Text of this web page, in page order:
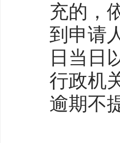
充的，
到申请
日当日
行政机
逾期不